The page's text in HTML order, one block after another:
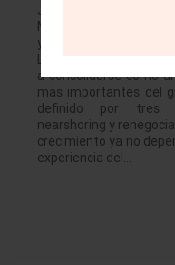
JULIO BRITO A.
México en medio del
y, al mismo tiempo,
La marca japonesa,
a consolidarse como
más importantes del
definido por tres
nearshoring y
crecimiento ya no
experiencia del…